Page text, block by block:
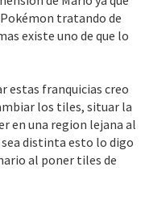
nave espacial, y así
mundo. A cambio,
mundo y rescatar a
recuerdos perdidos?,
a Luigi, o Bowser
el mejor inventor del
lo que esté en sus
tu mismo!
tratando de
existe uno de que lo
estas franquicias creo
los tiles, situar la
en una region lejana al
distinta esto lo digo
al poner tiles de